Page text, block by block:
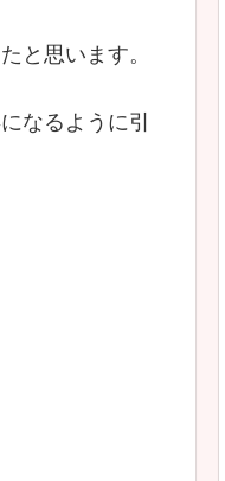
と思います。
なるように引